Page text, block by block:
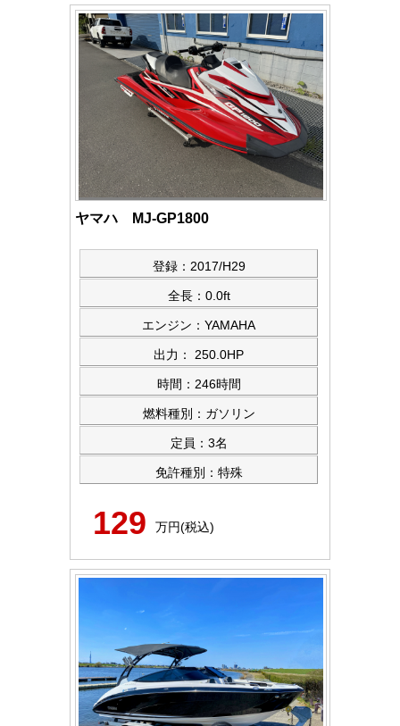
ヤマハ MJ-GP1800
登録：2017/H29
全長：0.0ft
エンジン：YAMAHA
出力： 250.0HP
時間：246時間
燃料種別：ガソリン
定員：3名
免許種別：特殊
万円(税込)
129